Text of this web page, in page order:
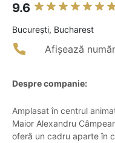
9.6
Bucureşti, Bucharest
Afișează
Despre companie:
Amplasat în centrul
Maior Alexandru
oferă un cadru aparte în